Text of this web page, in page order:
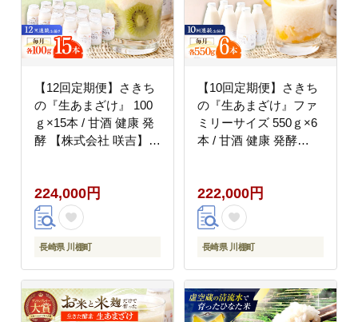
【12回定期便】さきち
の『生あまざけ』 100
ｇ×15本 / 甘酒 健康 発
酵 【株式会社 咲吉】
224,000円
長崎県 川棚町
【10回定期便】さきち
の『生あまざけ』ファ
ミリーサイズ 550ｇ×6
本 / 甘酒 健康 発酵
222,000円
長崎県 川棚町